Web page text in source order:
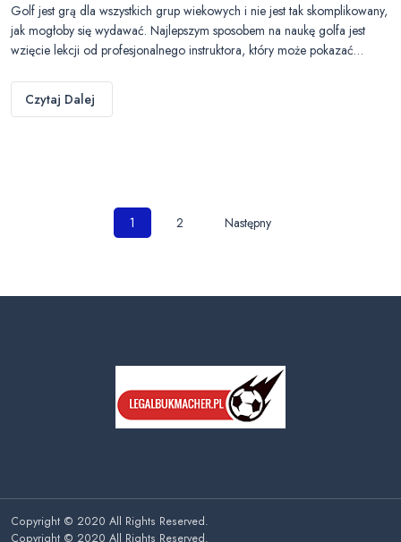
Golf jest grą dla wszystkich grup wiekowych i nie jest tak skomplikowany,
jak mogłoby się wydawać. Najlepszym sposobem na naukę golfa jest
wzięcie lekcji od profesjonalnego instruktora, który może pokazać…
Czytaj Dalej
Nawigacja
1 2 Następny
Copyright © 2020 All Rights Reserved.
Copyright © 2020 All Rights Reserved.